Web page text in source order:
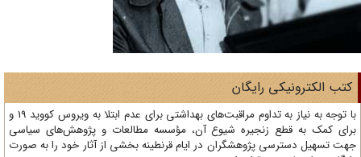
الکترونیکی رایگان
با توجه به نیاز به تداوم مراقبت‌های بهداشتی برای عدم ابتلا به ویروس کووید 19 و
کمک به قطع زنجیره شیوع آن، مؤسسه مطالعات و پژوهش‌های سیاسی
تسهیل دسترسی پژوهشگران در ایام قرنطینه بخشی از آثار خود را به صورت